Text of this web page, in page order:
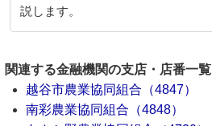
説します。
関連する金融機関の支店・店番一覧
越谷市農業協同組合（4847）
南彩農業協同組合（4848）